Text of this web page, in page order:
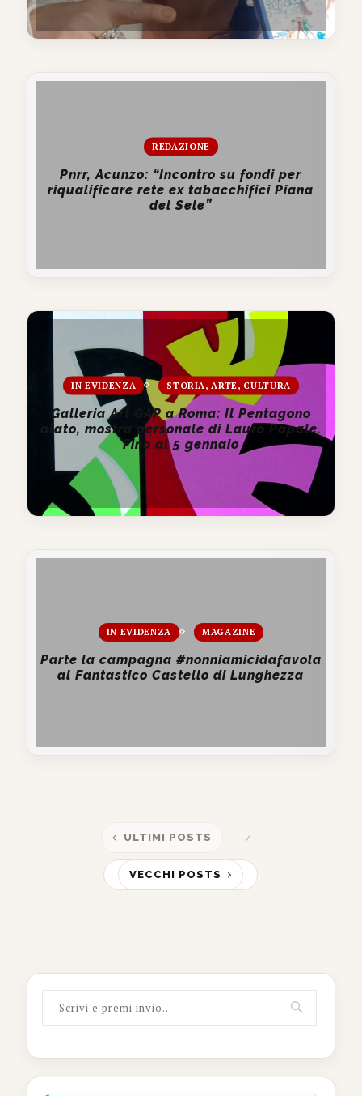
REDAZIONE
Pnrr, Acunzo: “Incontro su fondi per
riqualificare rete ex tabacchifici Piana
del Sele”
IN EVIDENZA STORIA, ARTE, CULTURA
Galleria Art GAP a Roma: Il Pentagono
alato, mostra personale di Lauro Papale.
Fino al 5 gennaio
IN EVIDENZA MAGAZINE
Parte la campagna #nonniamicidafavola
al Fantastico Castello di Lunghezza
ULTIMI POSTS
VECCHI POSTS